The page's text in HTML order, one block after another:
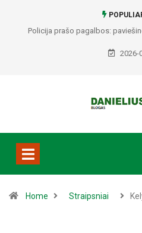
Policija prašo pagalbos:
padariusius vagystes
2026-
Home Straipsniai